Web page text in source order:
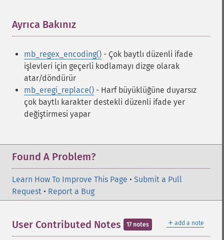
Ayrıca Bakınız
mb_regex_encoding() - Çok baytlı düzenli ifade
işlevleri için geçerli kodlamayı dizge olarak
atar/döndürür
mb_eregi_replace() - Harf büyüklüğüne duyarsız
çok baytlı karakter destekli düzenli ifade yer
değiştirmesi yapar
Found A Problem?
Learn How To Improve This Page • Submit a Pull
Request • Report a Bug
＋ add a note
User Contributed Notes 17 notes